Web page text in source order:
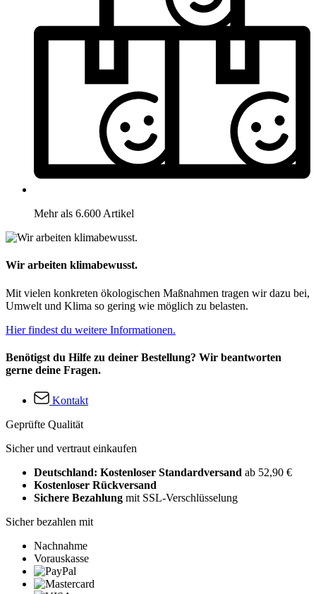
Mehr als 6.600 Artikel
Wir arbeiten klimabewusst.
Mit vielen konkreten ökologischen Maßnahmen tragen wir dazu bei,
Umwelt und Klima so gering wie möglich zu belasten.
Hier findest du weitere Informationen.
Benötigst du Hilfe zu deiner Bestellung? Wir beantworten
gerne deine Fragen.
Kontakt
Geprüfte Qualität
Sicher und vertraut einkaufen
Deutschland: Kostenloser Standardversand ab 52,90 €
Kostenloser Rückversand
Sichere Bezahlung mit SSL-Verschlüsselung
Sicher bezahlen mit
Nachnahme
Vorauskasse